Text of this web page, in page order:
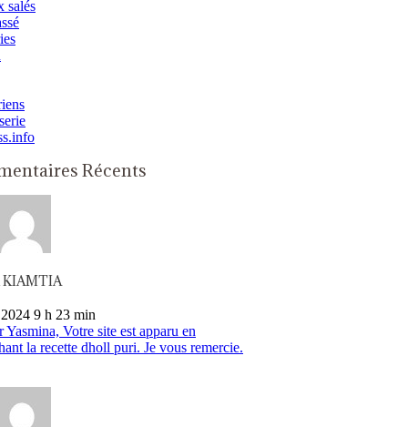
salés
Récents
KIAMTIA
9 h 23 min
Yasmina, Votre site est apparu en
la recette dholl puri. Je vous remercie.